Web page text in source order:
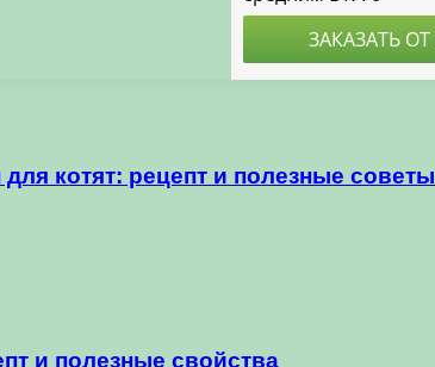
котят: рецепт и полезные советы
и полезные свойства